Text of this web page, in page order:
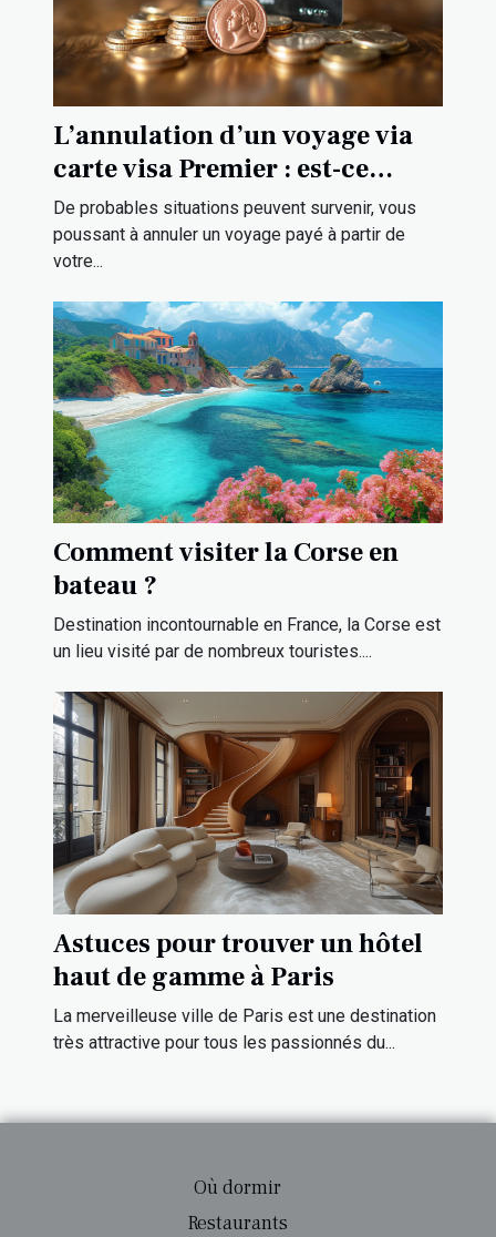
L’annulation d’un voyage via
carte visa Premier : est-ce
possible ?
De probables situations peuvent survenir, vous
poussant à annuler un voyage payé à partir de
votre...
Comment visiter la Corse en
bateau ?
Destination incontournable en France, la Corse est
un lieu visité par de nombreux touristes....
Astuces pour trouver un hôtel
haut de gamme à Paris
La merveilleuse ville de Paris est une destination
très attractive pour tous les passionnés du...
Où dormir
Restaurants